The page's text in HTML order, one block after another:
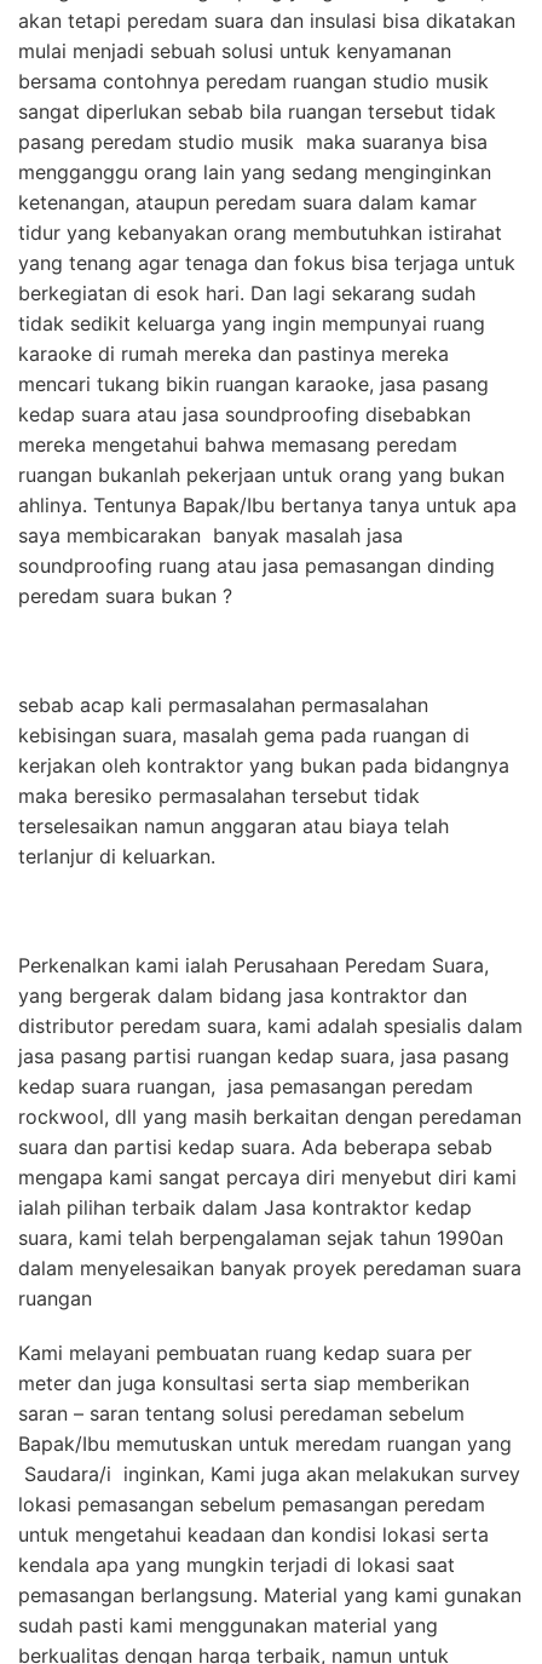
akan tetapi peredam suara dan insulasi bisa dikatakan
mulai menjadi sebuah solusi untuk kenyamanan
bersama contohnya peredam ruangan studio musik
sangat diperlukan sebab bila ruangan tersebut tidak
pasang peredam studio musik maka suaranya bisa
mengganggu orang lain yang sedang menginginkan
ketenangan, ataupun peredam suara dalam kamar
tidur yang kebanyakan orang membutuhkan istirahat
yang tenang agar tenaga dan fokus bisa terjaga untuk
berkegiatan di esok hari. Dan lagi sekarang sudah
tidak sedikit keluarga yang ingin mempunyai ruang
karaoke di rumah mereka dan pastinya mereka
mencari tukang bikin ruangan karaoke, jasa pasang
kedap suara atau jasa soundproofing disebabkan
mereka mengetahui bahwa memasang peredam
ruangan bukanlah pekerjaan untuk orang yang bukan
ahlinya. Tentunya Bapak/Ibu bertanya tanya untuk apa
saya membicarakan banyak masalah jasa
soundproofing ruang atau jasa pemasangan dinding
peredam suara bukan ?
sebab acap kali permasalahan permasalahan
kebisingan suara, masalah gema pada ruangan di
kerjakan oleh kontraktor yang bukan pada bidangnya
maka beresiko permasalahan tersebut tidak
terselesaikan namun anggaran atau biaya telah
terlanjur di keluarkan.
Perkenalkan kami ialah Perusahaan Peredam Suara,
yang bergerak dalam bidang jasa kontraktor dan
distributor peredam suara, kami adalah spesialis dalam
jasa pasang partisi ruangan kedap suara, jasa pasang
kedap suara ruangan, jasa pemasangan peredam
rockwool, dll yang masih berkaitan dengan peredaman
suara dan partisi kedap suara. Ada beberapa sebab
mengapa kami sangat percaya diri menyebut diri kami
ialah pilihan terbaik dalam Jasa kontraktor kedap
suara, kami telah berpengalaman sejak tahun 1990an
dalam menyelesaikan banyak proyek peredaman suara
ruangan
Kami melayani pembuatan ruang kedap suara per
meter dan juga konsultasi serta siap memberikan
saran – saran tentang solusi peredaman sebelum
Bapak/Ibu memutuskan untuk meredam ruangan yang
Saudara/i inginkan, Kami juga akan melakukan survey
lokasi pemasangan sebelum pemasangan peredam
untuk mengetahui keadaan dan kondisi lokasi serta
kendala apa yang mungkin terjadi di lokasi saat
pemasangan berlangsung. Material yang kami gunakan
sudah pasti kami menggunakan material yang
berkualitas dengan harga terbaik, namun untuk